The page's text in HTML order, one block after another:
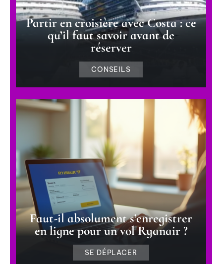
Partir en croisière avec Costa : ce
qu’il faut savoir avant de
réserver
CONSEILS
Faut-il absolument s’enregistrer
en ligne pour un vol Ryanair ?
SE DÉPLACER